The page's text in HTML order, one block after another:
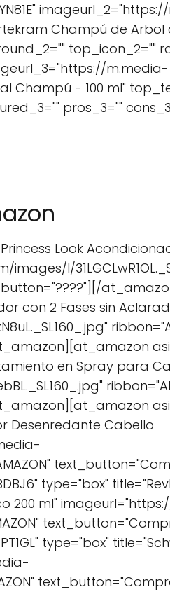
Champú de
top_icon_2=""
m.media-
Champú - 100 ml"
pros_3=""
Look
I/
con 2 Fases sin
en Spray para
Desenredante Cabello
type="box"
200 ml"
type="box"